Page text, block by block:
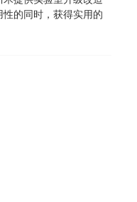
的同时，获得实用的